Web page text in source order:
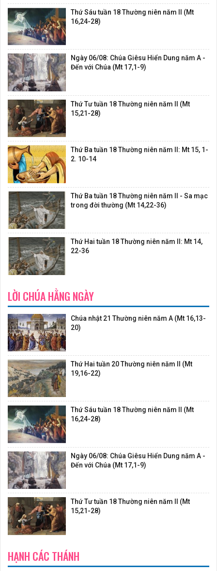
Thứ Sáu tuần 18 Thường niên năm II (Mt
16,24-28)
Ngày 06/08: Chúa Giêsu Hiển Dung năm A -
Đến với Chúa (Mt 17,1-9)
Thứ Tư tuần 18 Thường niên năm II (Mt
15,21-28)
Thứ Ba tuần 18 Thường niên năm II: Mt 15, 1-
2. 10-14
Thứ Ba tuần 18 Thường niên năm II - Sa mạc
trong đời thường (Mt 14,22-36)
Thứ Hai tuần 18 Thường niên năm II: Mt 14,
22-36
LỜI CHÚA HẰNG NGÀY
Chúa nhật 21 Thường niên năm A (Mt 16,13-
20)
Thứ Hai tuần 20 Thường niên năm II (Mt
19,16-22)
Thứ Sáu tuần 18 Thường niên năm II (Mt
16,24-28)
Ngày 06/08: Chúa Giêsu Hiển Dung năm A -
Đến với Chúa (Mt 17,1-9)
Thứ Tư tuần 18 Thường niên năm II (Mt
15,21-28)
HẠNH CÁC THÁNH